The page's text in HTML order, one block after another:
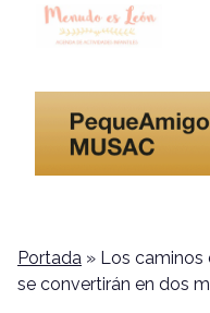
Portada » Los caminos
se convertirán en dos